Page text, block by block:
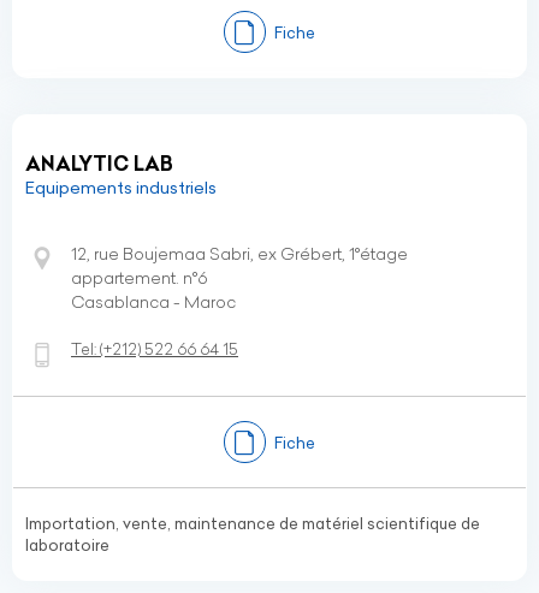
Fiche
ANALYTIC LAB
Equipements industriels
12, rue Boujemaa Sabri, ex Grébert, 1°étage
appartement. n°6
Casablanca - Maroc
Tel:(+212) 522 66 64 15
Fiche
Importation, vente, maintenance de matériel scientifique de
laboratoire